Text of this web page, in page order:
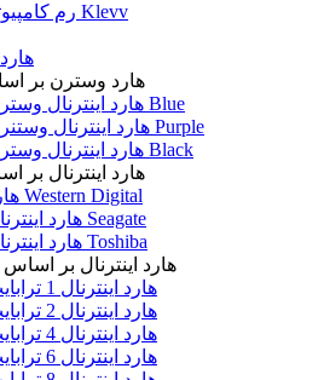
رم کامپیوتر Klevv
هارد وسترن بر
هارد اینترنال وسترن Blue
هارد اینترنال وستنرن Purple
هارد اینترنال وسترن Black
هارد اینترنال بر
هارد Western Digital
هارد اینترنال Seagate
هارد اینترنال Toshiba
هارد اینترنال بر
هارد اینترنال 1 ترابایت
هارد اینترنال 2 ترابایت
هارد اینترنال 4 ترابایت
هارد اینترنال 6 ترابایت